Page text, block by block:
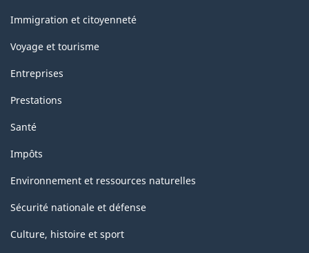
sujets
Immigration et citoyenneté
Voyage et tourisme
Entreprises
Prestations
Santé
Impôts
Environnement et ressources naturelles
Sécurité nationale et défense
Culture, histoire et sport